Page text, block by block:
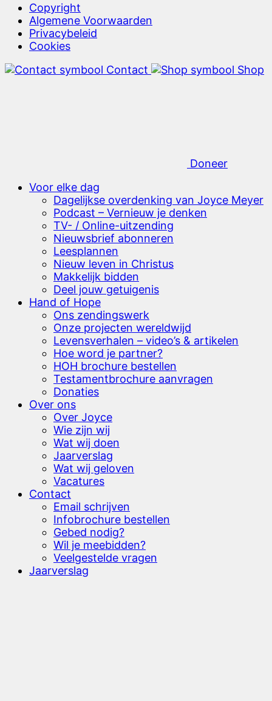
Copyright
Algemene Voorwaarden
Privacybeleid
Cookies
Contact
Shop
Doneer
Voor elke dag
Dagelijkse overdenking van Joyce Meyer
Podcast – Vernieuw je denken
TV- / Online-uitzending
Nieuwsbrief abonneren
Leesplannen
Nieuw leven in Christus
Makkelijk bidden
Deel jouw getuigenis
Hand of Hope
Ons zendingswerk
Onze projecten wereldwijd
Levensverhalen – video’s & artikelen
Hoe word je partner?
HOH brochure bestellen
Testamentbrochure aanvragen
Donaties
Over ons
Over Joyce
Wie zijn wij
Wat wij doen
Jaarverslag
Wat wij geloven
Vacatures
Contact
Email schrijven
Infobrochure bestellen
Gebed nodig?
Wil je meebidden?
Veelgestelde vragen
Jaarverslag